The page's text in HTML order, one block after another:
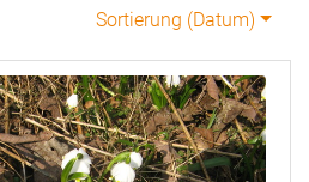
Sortierung (Datum)